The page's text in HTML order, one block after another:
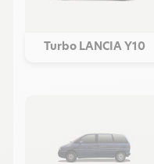
Turbo LANCIA Y10